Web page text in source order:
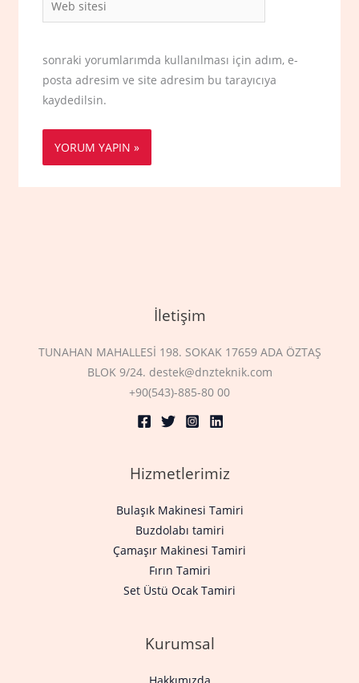
sitesi
sonraki yorumlarımda kullanılması için adım, e-
posta adresim ve site adresim bu tarayıcıya
kaydedilsin.
İletişim
TUNAHAN MAHALLESİ 198. SOKAK 17659 ADA ÖZTAŞ
BLOK 9/24. destek@dnzteknik.com
+90(543)-885-80 00
Hizmetlerimiz
Bulaşık Makinesi Tamiri
Buzdolabı tamiri
Çamaşır Makinesi Tamiri
Fırın Tamiri
Set Üstü Ocak Tamiri
Kurumsal